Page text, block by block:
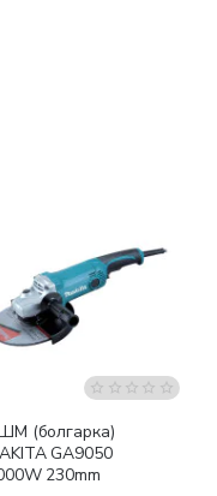
доставка
(болгарка)
GA9050
230mm